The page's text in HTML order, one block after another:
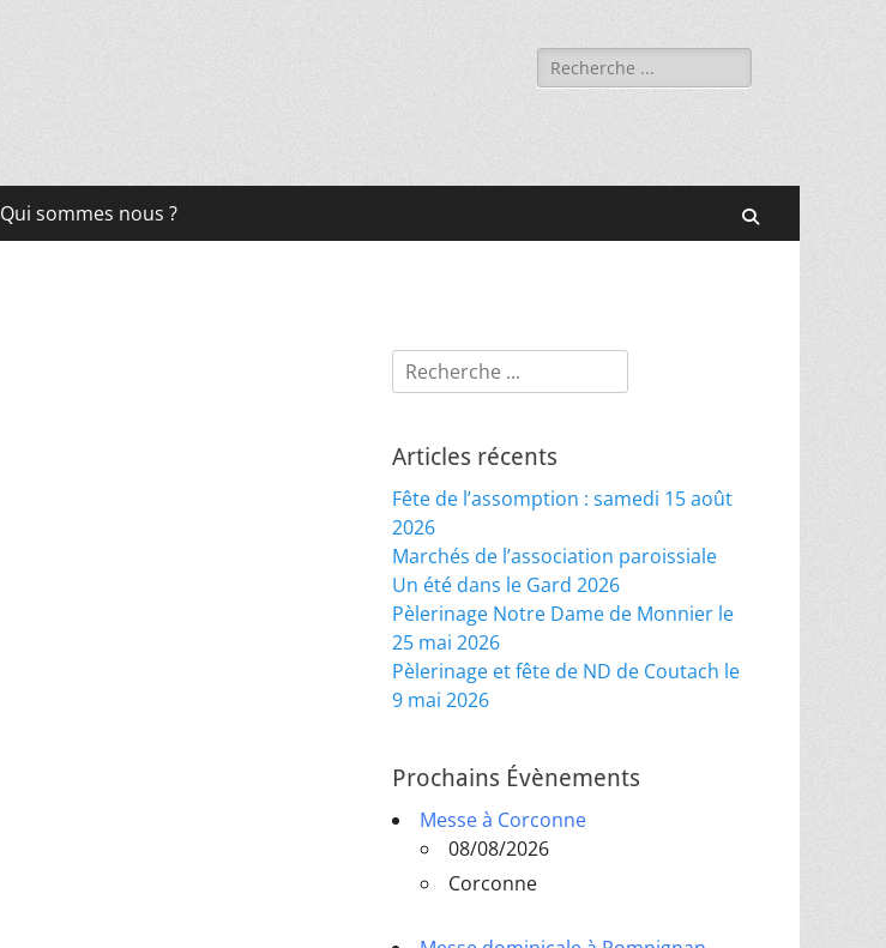
Rechercher :
Qui sommes nous ?
Rechercher :
Articles récents
Fête de l’assomption : samedi 15 août
2026
Marchés de l’association paroissiale
Un été dans le Gard 2026
Pèlerinage Notre Dame de Monnier le
25 mai 2026
Pèlerinage et fête de ND de Coutach le
9 mai 2026
Prochains Évènements
Messe à Corconne
08/08/2026
Corconne